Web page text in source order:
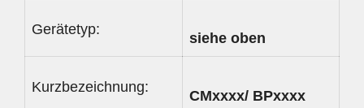
Gerätetyp:
siehe oben
Kurzbezeichnung:
CMxxxx/ BPxxxx